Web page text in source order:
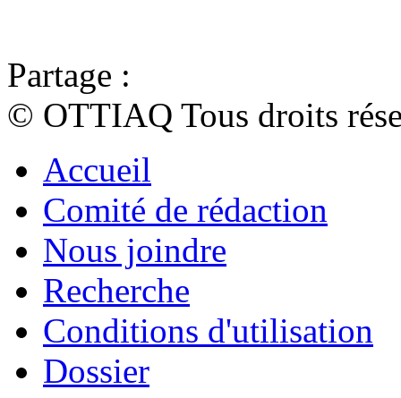
Partage :
© OTTIAQ Tous droits
Accueil
Comité de rédaction
Nous joindre
Recherche
Conditions d'utilisation
Dossier